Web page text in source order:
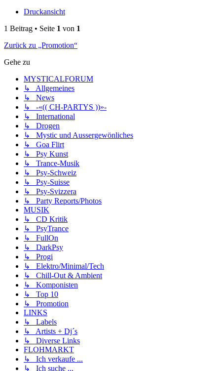
Druckansicht
1 Beitrag • Seite 1 von 1
Zurück zu „Promotion“
Gehe zu
MYSTICALFORUM
↳ Allgemeines
↳ News
↳ -«(( CH-PARTYS ))»-
↳ International
↳ Drogen
↳ Mystic und Aussergewönliches
↳ Goa Flirt
↳ Psy Kunst
↳ Trance-Musik
↳ Psy-Schweiz
↳ Psy-Suisse
↳ Psy-Svizzera
↳ Party Reports/Photos
MUSIK
↳ CD Kritik
↳ PsyTrance
↳ FullOn
↳ DarkPsy
↳ Progi
↳ Elektro/Minimal/Tech
↳ Chill-Out & Ambient
↳ Komponisten
↳ Top 10
↳ Promotion
LINKS
↳ Labels
↳ Artists + Dj´s
↳ Diverse Links
FLOHMARKT
↳ Ich verkaufe ...
↳ Ich suche ...